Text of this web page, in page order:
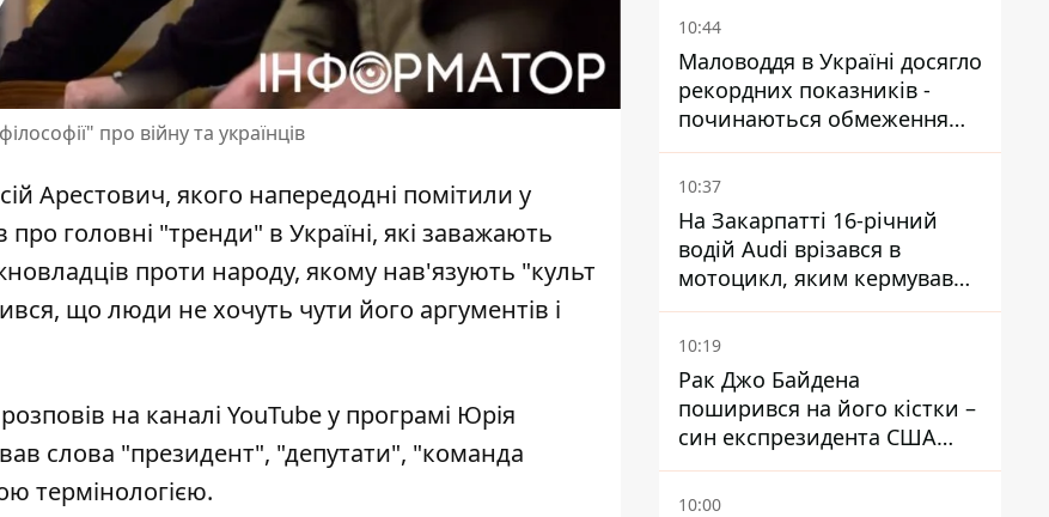
про війну та українців
Арестович, якого напередодні помітили у
про головні "тренди" в Україні, які заважають
проти народу, якому нав'язують "культ
що люди не хочуть чути його аргументів і
на каналі YouTube у програмі Юрія
слова "президент", "депутати", "команда
термінологією.
10:44
Маловоддя в Україні досягло
рекордних показників -
починаються обмеження
водопостачання
10:37
На Закарпатті 16-річний
водій Audi врізався в
мотоцикл, яким кермував
10-річний хлопчик
10:19
Рак Джо Байдена
поширився на його кістки –
син експрезидента США
розповів, що хвороба
батька прогресує
10:00